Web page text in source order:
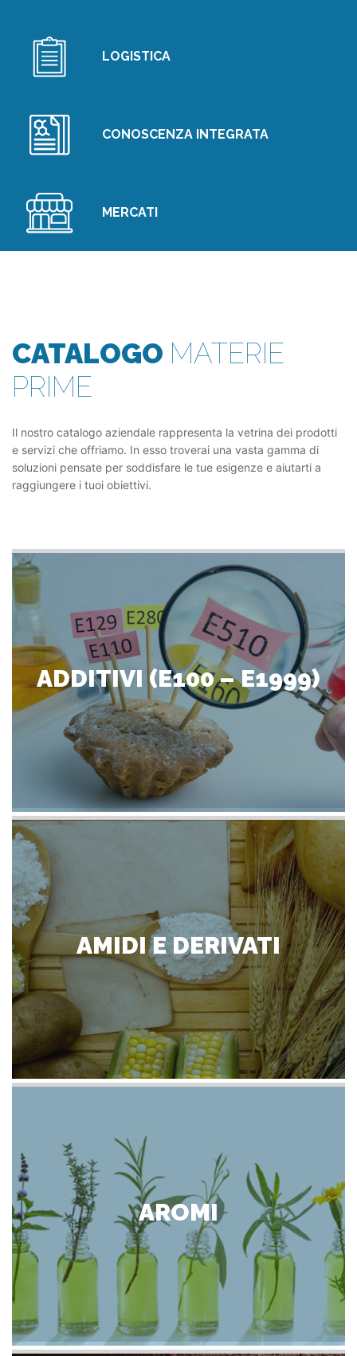
LOGISTICA
CONOSCENZA INTEGRATA
MERCATI
CATALOGO MATERIE
PRIME
Il nostro catalogo aziendale rappresenta la vetrina dei prodotti
e servizi che offriamo. In esso troverai una vasta gamma di
soluzioni pensate per soddisfare le tue esigenze e aiutarti a
raggiungere i tuoi obiettivi.
ADDITIVI (E100 – E1999)
AMIDI E DERIVATI
AROMI